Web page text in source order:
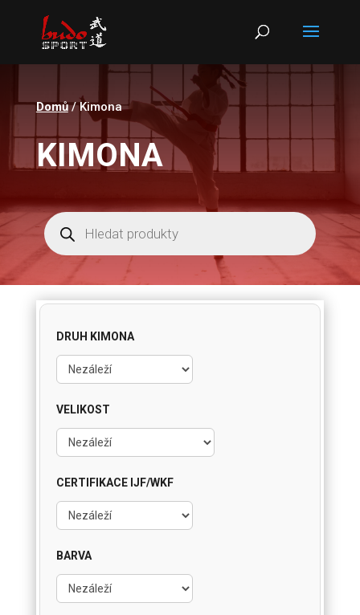
Products
search
Domů/ Kimona
KIMONA
Products
search
DRUH KIMONA
VELIKOST
CERTIFIKACE IJF/WKF
BARVA